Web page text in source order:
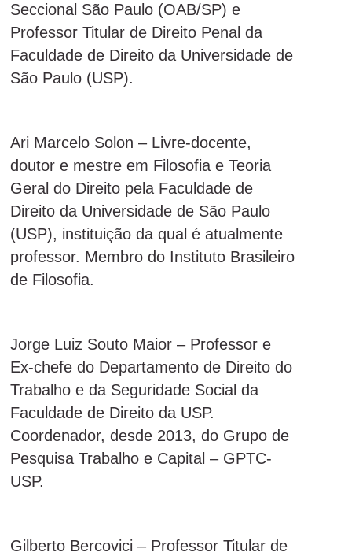
Seccional São Paulo (OAB/SP) e
Professor Titular de Direito Penal da
Faculdade de Direito da Universidade de
São Paulo (USP).
Ari Marcelo Solon – Livre-docente,
doutor e mestre em Filosofia e Teoria
Geral do Direito pela Faculdade de
Direito da Universidade de São Paulo
(USP), instituição da qual é atualmente
professor. Membro do Instituto Brasileiro
de Filosofia.
Jorge Luiz Souto Maior – Professor e
Ex-chefe do Departamento de Direito do
Trabalho e da Seguridade Social da
Faculdade de Direito da USP.
Coordenador, desde 2013, do Grupo de
Pesquisa Trabalho e Capital – GPTC-
USP.
Gilberto Bercovici – Professor Titular de